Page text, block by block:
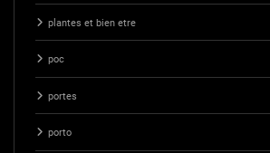
plantes et bien etre
poc
portes
porto